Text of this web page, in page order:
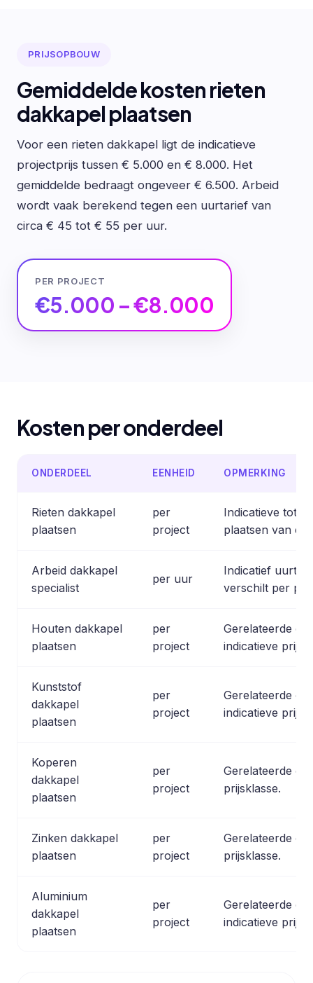
PRIJSOPBOUW
Gemiddelde kosten rieten
dakkapel plaatsen
Voor een rieten dakkapel ligt de indicatieve
projectprijs tussen € 5.000 en € 8.000. Het
gemiddelde bedraagt ongeveer € 6.500. Arbeid
wordt vaak berekend tegen een uurtarief van
circa € 45 tot € 55 per uur.
PER PROJECT
€5.000 – €8.000
Kosten per onderdeel
ONDERDEEL EENHEID OPMERKING
Rieten dakkapel
plaatsen
per
project
Indicatieve
plaatsen van
Arbeid dakkapel
specialist
per uur
Indicatief
verschilt per
Houten dakkapel
plaatsen
per
project
Gerelateerde
indicatieve
Kunststof
dakkapel
plaatsen
per
project
Gerelateerde
indicatieve
Koperen
dakkapel
plaatsen
per
project
Gerelateerde
prijsklasse.
Zinken dakkapel
plaatsen
per
project
Gerelateerde
prijsklasse.
Aluminium
dakkapel
plaatsen
per
project
Gerelateerde
indicatieve